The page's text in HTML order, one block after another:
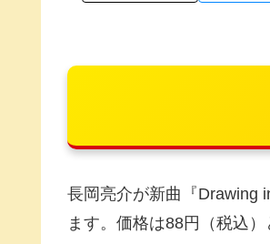
長岡亮介が新曲『Drawing
ます。価格は88円（税込）